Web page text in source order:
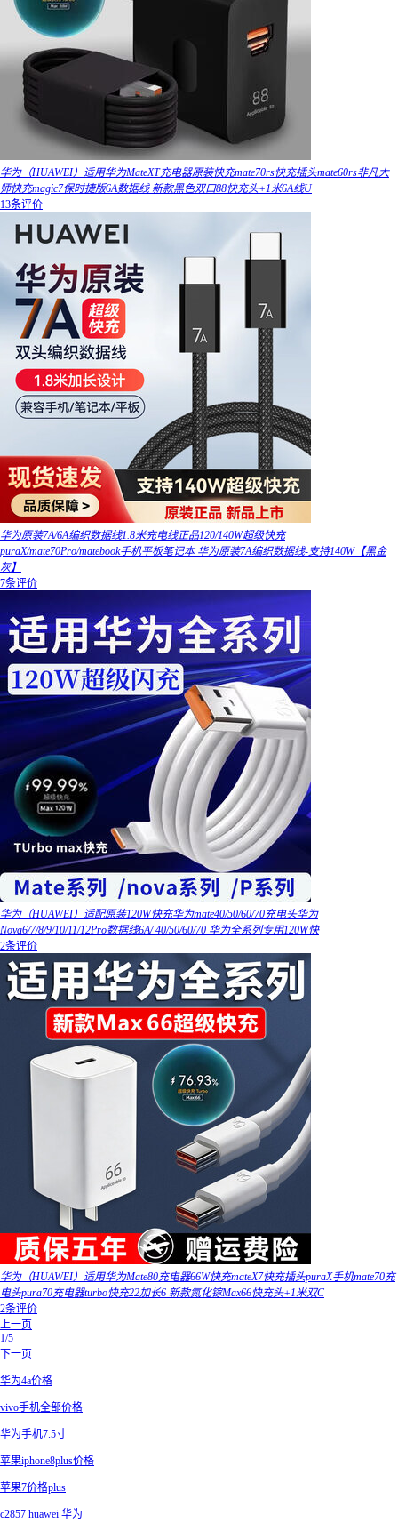
华为（HUAWEI）适用华为MateXT充电器原装快充mate70rs快充插头mate60rs非凡大
师快充magic7保时捷版6A数据线 新款黑色双口88快充头+1米6A线U
13条评价
华为原装7A/6A编织数据线1.8米充电线正品120/140W超级快充
puraX/mate70Pro/matebook手机平板笔记本 华为原装7A编织数据线-支持140W【黑金
灰】
7条评价
华为（HUAWEI）适配原装120W快充华为mate40/50/60/70充电头华为
Nova6/7/8/9/10/11/12Pro数据线6A/ 40/50/60/70 华为全系列专用120W快
2条评价
华为（HUAWEI）适用华为Mate80充电器66W快充mateX7快充插头puraX手机mate70充
电头pura70充电器turbo快充22加长6 新款氮化镓Max66快充头+1米双C
2条评价
上一页
1/5
下一页
华为4a价格
vivo手机全部价格
华为手机7.5寸
苹果iphone8plus价格
苹果7价格plus
c2857 huawei 华为